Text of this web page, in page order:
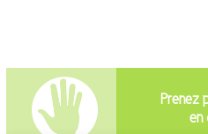
Prenez
en